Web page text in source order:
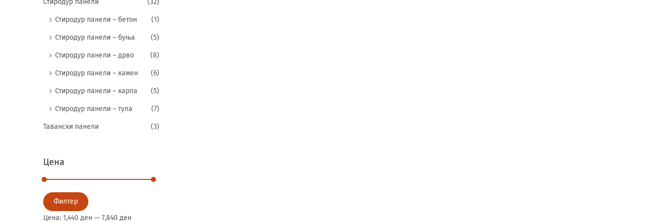
Стиродур панели (32)
Стиродур панели – бетон (1)
Стиродур панели – буња (5)
Стиродур панели – дрво (8)
Стиродур панели – камен (6)
Стиродур панели – карпа (5)
Стиродур панели – тула (7)
Тавански панели (3)
Цена
Филтер
Цена: 1,440 ден — 7,840 ден